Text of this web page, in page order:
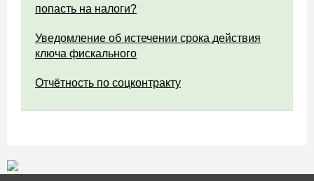
попасть на налоги?
Уведомление об истечении срока действия
ключа фискального
Отчётность по соцконтракту